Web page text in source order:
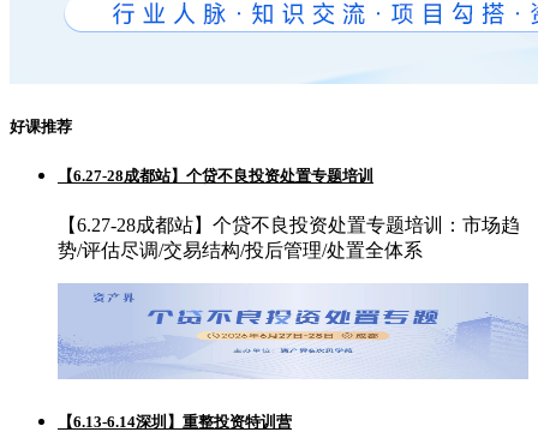
好课推荐
【6.27-28成都站】个贷不良投资处置专题培训
【6.27-28成都站】个贷不良投资处置专题培训：市场趋
势/评估尽调/交易结构/投后管理/处置全体系
【6.13-6.14深圳】重整投资特训营